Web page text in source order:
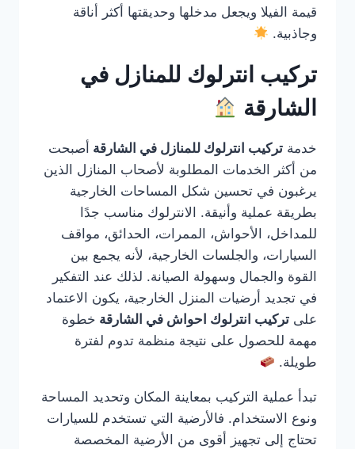
قيمة الفيلا ويجعل مدخلها وحديقتها أكثر أناقة
وجاذبية.
تركيب انترلوك للمنازل في
الشارقة
خدمة تركيب انترلوك للمنازل في الشارقة أصبحت
من أكثر الخدمات المطلوبة لأصحاب المنازل الذين
يرغبون في تحسين شكل المساحات الخارجية
بطريقة عملية وأنيقة. الانترلوك مناسب جدًا
للمداخل، الأحواش، الممرات، الحدائق، مواقف
السيارات، والجلسات الخارجية، لأنه يجمع بين
القوة والجمال وسهولة الصيانة. لذلك عند التفكير
في تجديد أرضيات المنزل الخارجية، يكون الاعتماد
على تركيب انترلوك احواش في الشارقة خطوة
مهمة للحصول على نتيجة منظمة تدوم لفترة
طويلة.
تبدأ عملية التركيب بمعاينة المكان وتحديد المساحة
ونوع الاستخدام. فالأرضية التي تستخدم للسيارات
تحتاج إلى تجهيز أقوى من الأرضية المخصصة